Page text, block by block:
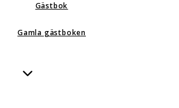
Gästbok
Gamla gästboken